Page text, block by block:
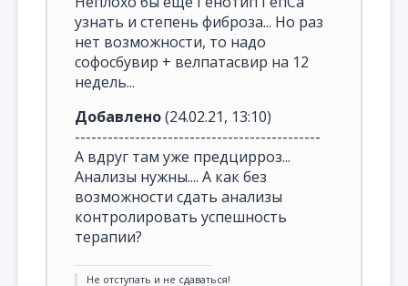
узнать и степень фиброза... Но раз
нет возможности, то надо
софосбувир + велпатасвир на 12
недель...
Добавлено(24.02.21, 13:10)
---------------------------------------------
А вдруг там уже предцирроз...
Анализы нужны.... А как без
возможности сдать анализы
контролировать успешность
терапии?
Не отступать и не сдаваться!